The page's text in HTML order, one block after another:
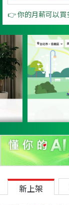
👉 你的月薪可以買
新上架